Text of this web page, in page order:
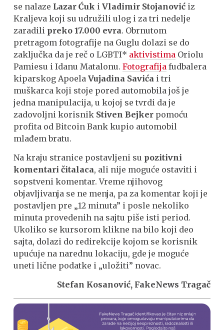
se nalaze Lazar Ćuk iVladimir Stojanović iz
Kraljeva koji su udružili ulog i za tri nedelje
zaradili preko 17.000 evra. Obrnutom
pretragom fotografije na Guglu dolazi se do
zaključka da je reč o LGBTI* aktivistima Oriolu
Pamiesu i Idanu Matalonu.Fotografija fudbalera
kiparskog ApoelaVujadina Savića i tri
muškarca koji stoje pored automobila još je
jedna manipulacija, u kojoj se tvrdi da je
zadovoljni korisnik Stiven Bejker pomoću
profita od Bitcoin Bank kupio automobil
mlađem bratu.
Na kraju stranice postavljeni su pozitivni
komentari čitalaca, ali nije moguće ostaviti i
sopstveni komentar. Vreme njihovog
objavljivanja se ne menja, pa za komentar koji je
postavljen pre „12 minuta” i posle nekoliko
minuta provedenih na sajtu piše isti period.
Ukoliko se kursorom klikne na bilo koji deo
sajta, dolazi do redirekcije kojom se korisnik
upućuje na narednu lokaciju, gde je moguće
uneti lične podatke i „uložiti” novac.
Stefan Kosanović, FakeNews Tragač